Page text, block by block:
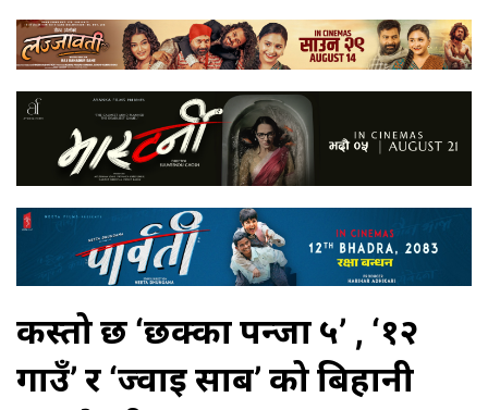
कस्तो छ ‘छक्का पन्जा ५’ , ‘१२
गाउँ’ र ‘ज्वाई साब’ को बिहानी